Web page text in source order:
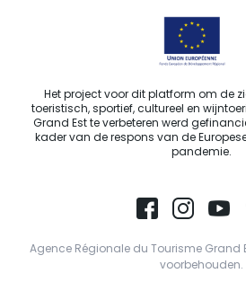
Het project voor dit platform om de
toeristisch, sportief, cultureel en
Grand Est te verbeteren werd
kader van de respons van de
pandemie.
Agence Régionale du Tourisme Grand
voorbehouden.